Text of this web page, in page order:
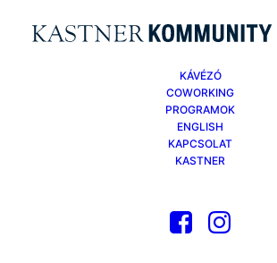
KÁVÉZÓ
COWORKING
PROGRAMOK
ENGLISH
KAPCSOLAT
KASTNER